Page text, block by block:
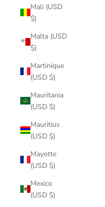
Mali (USD
$)
Malta (USD
$)
Martinique
(USD $)
Mauritania
(USD $)
Mauritius
(USD $)
Mayotte
(USD $)
Mexico
(USD $)